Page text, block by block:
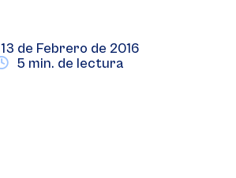
13 de Febrero de 2016
5 min. de lectura